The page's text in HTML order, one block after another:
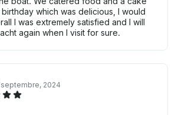
birthday which was delicious, I would
I was extremely satisfied and I will
again when I visit for sure.
septembre, 2024